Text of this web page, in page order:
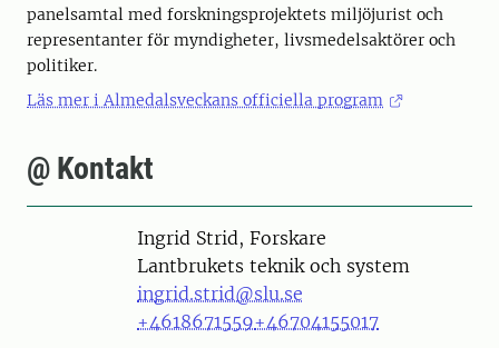
panelsamtal med forskningsprojektets miljöjurist och
representanter för myndigheter, livsmedelsaktörer och
politiker.
Läs mer i Almedalsveckans officiella program
@ Kontakt
PersonIngrid Strid, Forskare
Lantbrukets teknik och system
ingrid.strid@slu.se
+4618671559+46704155017